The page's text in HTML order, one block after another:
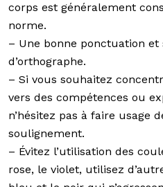
corps est généralement
norme.
– Une bonne ponctuation
d’orthographe.
– Si vous souhaitez
vers des compétences ou
n’hésitez pas à faire usage
soulignement.
– Évitez l’utilisation des
rose, le violet, utilisez